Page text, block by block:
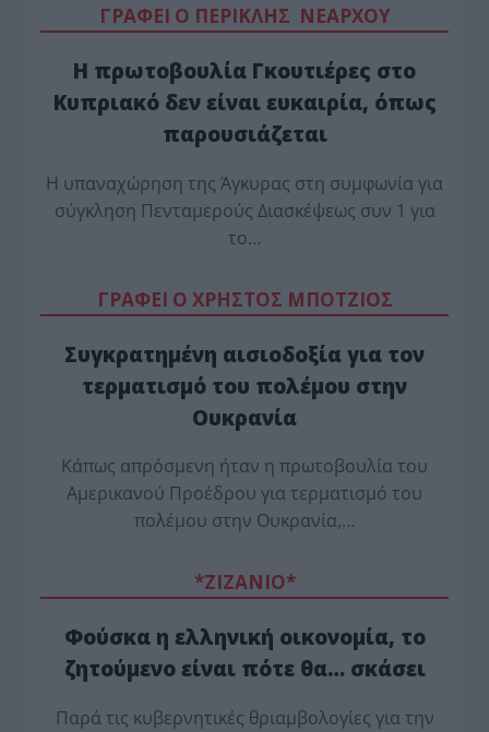
ΓΡΑΦΕΙ Ο ΠΕΡΙΚΛΗΣ ΝΕΑΡΧΟΥ
Η πρωτοβουλία Γκουτιέρες στο
Κυπριακό δεν είναι ευκαιρία, όπως
παρουσιάζεται
Η υπαναχώρηση της Άγκυρας στη συμφωνία για
σύγκληση Πενταμερούς Διασκέψεως συν 1 για
το…
ΓΡΑΦΕΙ Ο ΧΡΗΣΤΟΣ ΜΠΟΤΖΙΟΣ
Συγκρατημένη αισιοδοξία για τον
τερματισμό του πολέμου στην
Ουκρανία
Κάπως απρόσμενη ήταν η πρωτοβουλία του
Αμερικανού Προέδρου για τερματισμό του
πολέμου στην Ουκρανία,…
*ZΙΖΑΝΙΟ*
Φούσκα η ελληνική οικονομία, το
ζητούμενο είναι πότε θα… σκάσει
Παρά τις κυβερνητικές θριαμβολογίες για την